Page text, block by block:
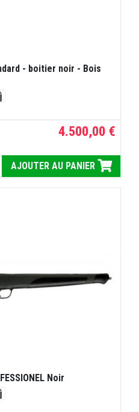
- boitier noir - Bois
4.500,00 €
AJOUTER AU PANIER
Noir